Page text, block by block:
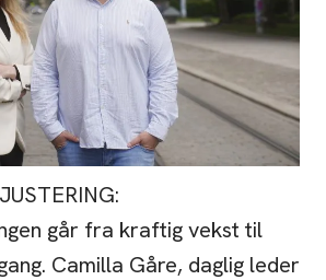
går fra kraftig vekst til
Camilla Gåre, daglig leder